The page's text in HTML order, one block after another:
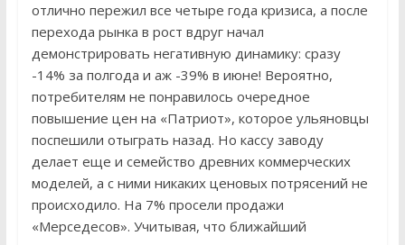
отлично пережил все четыре года кризиса, а после
перехода рынка в рост вдруг начал
демонстрировать негативную динамику: сразу
-14% за полгода и аж -39% в июне! Вероятно,
потребителям не понравилось очередное
повышение цен на «Патриот», которое ульяновцы
поспешили отыграть назад. Но кассу заводу
делает еще и семейство древних коммерческих
моделей, а с ними никаких ценовых потрясений не
происходило. На 7% просели продажи
«Мерседесов». Учитывая, что ближайший